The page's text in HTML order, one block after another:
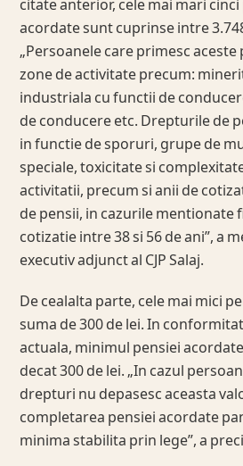
citate anterior, cele mai mari
acordate sunt cuprinse intre
„Persoanele care primesc
zone de activitate precum:
industriala cu functii de
de conducere etc. Drepturile de
in functie de sporuri, grupe de
speciale, toxicitate si
activitatii, precum si anii de
de pensii, in cazurile mentionate
cotizatie intre 38 si 56 de ani”, a
executiv adjunct al CJP Salaj.
De cealalta parte, cele mai mici
suma de 300 de lei. In
actuala, minimul pensiei
decat 300 de lei. „In cazul
drepturi nu depasesc aceasta
completarea pensiei acordate
minima stabilita prin lege”, a